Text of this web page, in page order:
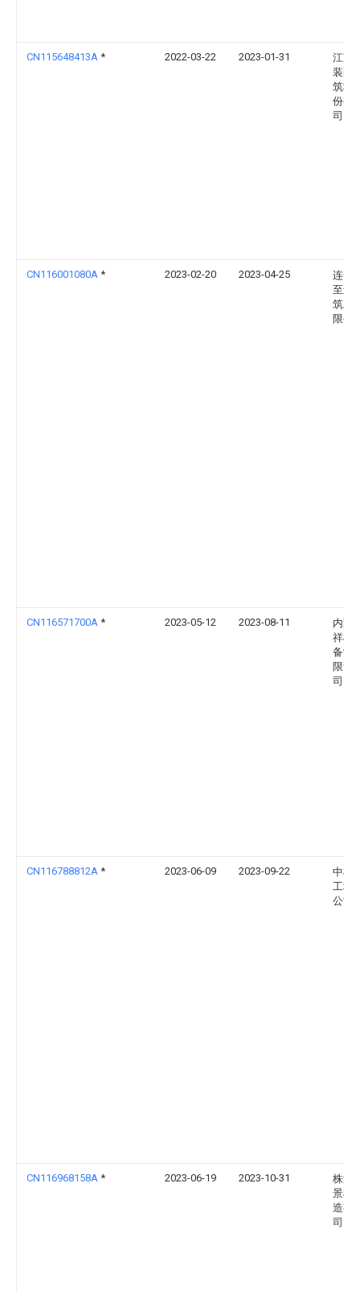
CN115648413A * 2022-03-22 2023-01-31
江苏
装配
筑科
份有
司
CN116001080A * 2023-02-20 2023-04-25
连云
至远
筑工
限公
CN116571700A * 2023-05-12 2023-08-11
内蒙
祥机
备制
限责
司
CN116788812A * 2023-06-09 2023-09-22
中机
工程
公司
CN116968158A * 2023-06-19 2023-10-31
株洲
景机
造有
司